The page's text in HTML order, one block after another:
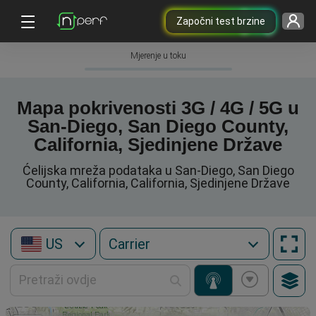
Započni test brzine
Mjerenje u toku
Mapa pokrivenosti 3G / 4G / 5G u
San-Diego, San Diego County,
California, Sjedinjene Države
Ćelijska mreža podataka u San-Diego, San Diego
County, California, California, Sjedinjene Države
US